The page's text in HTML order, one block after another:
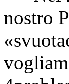
nostro